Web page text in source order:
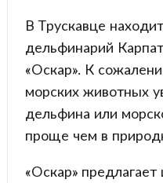
В Трускавце
дельфинарий
«Оскар». К
морских животных
дельфина или
проще чем в
«Оскар»